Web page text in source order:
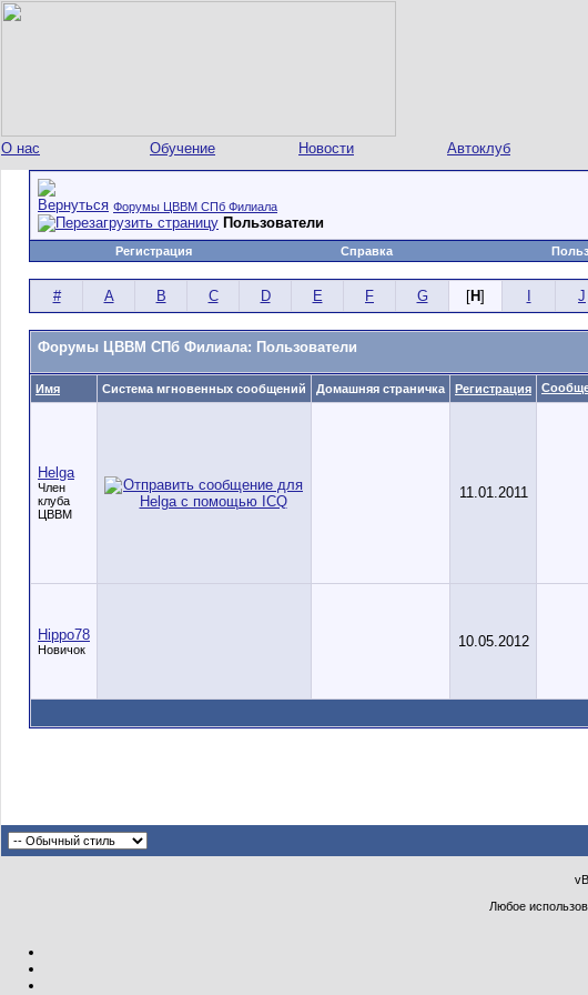
О нас Обучение Новости Автоклуб
Форумы ЦВВМ СПб Филиала
Пользователи
Регистрация Справка
# A B C D E F G [H] J
Форумы ЦВВМ СПб Филиала: Пользователи
Имя Система мгновенных сообщений Домашняя страничка Регистрация
Helga
Член
клуба
ЦВВМ
11.01.2011
Hippo78
Новичок 10.05.2012
Любое